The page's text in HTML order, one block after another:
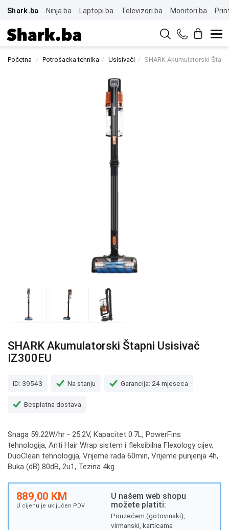
Shark.ba Ninja.ba Laptopi.ba Televizori.ba Monitori.ba
Početna Potrošacka tehnika Usisivači SHARK Akumulatorski
SHARK Akumulatorski Štapni Usisivač
IZ300EU
ID: 39543 Na stanju Garancija: 24 mjeseca
Besplatna dostava
Snaga 59.22W/hr - 25.2V, Kapacitet 0.7L, PowerFins
tehnologija, Anti Hair Wrap sistem i fleksibilna Flexology cijev,
DuoClean tehnologija, Vrijeme rada 60min, Vrijeme punjenja 4h,
Buka (dB) 80dB, 2u1, Tezina 4kg
889,00 KM
U cijenu je uključen PDV
U našem web shopu
možete platiti:
Pouzećem (gotovinski),
virmanski, karticama